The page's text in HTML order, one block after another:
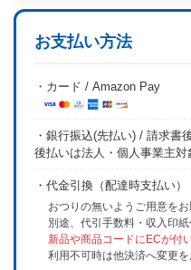
お支払い方法
・カード / Amazon Pay
・銀行振込(先払い) / 請求書
後払いは法人・個人事業主対
・代金引換（配達時支払い）
おつりの無いようご用意をお
別途、代引手数料・収入印紙
新品や商品コードにECが付
利用不可時は他決済へ変更を